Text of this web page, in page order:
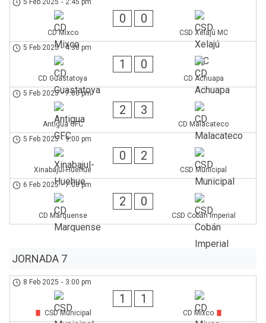
5 Feb 2025 - 2:45 pm
CD Mixco
0 0
CSD Xelajú MC
5 Feb 2025 - 4:30 pm
CD Guastatoya
1 0
CD Achuapa
5 Feb 2025 - 7:00 pm
Antigua GFC
2 3
CD Malacateco
5 Feb 2025 - 9:00 pm
Xinabajul-Huehue
0 2
CSD Municipal
6 Feb 2025 - 7:00 pm
CD Marquense
2 0
CSD Cobán Imperial
JORNADA 7
8 Feb 2025 - 3:00 pm
CSD Municipal
1 1
CD Mixco